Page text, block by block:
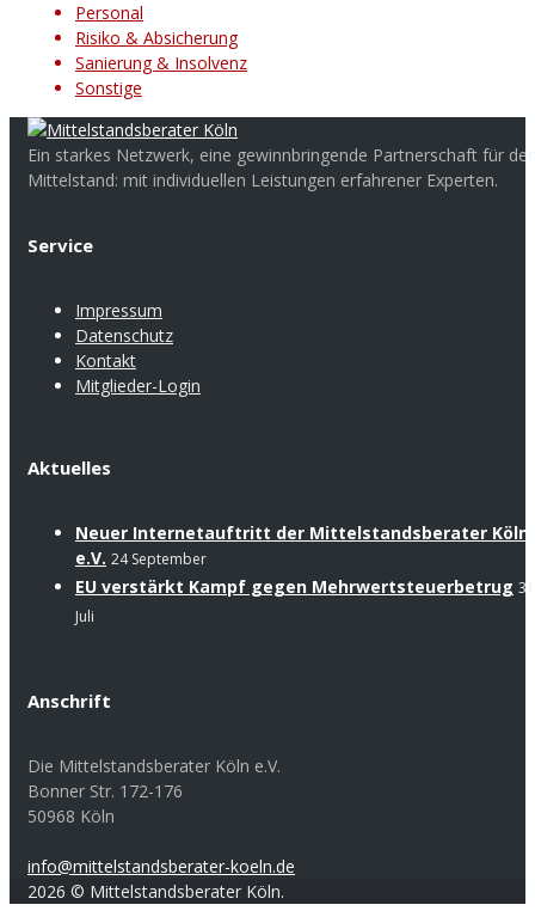
Personal
Risiko & Absicherung
Sanierung & Insolvenz
Sonstige
Ein starkes Netzwerk, eine gewinnbringende Partnerschaft für
Mittelstand: mit individuellen Leistungen erfahrener Experten.
Service
Impressum
Datenschutz
Kontakt
Mitglieder-Login
Aktuelles
Neuer Internetauftritt der Mittelstandsberater Köln
e.V. 24 September
EU verstärkt Kampf gegen Mehrwertsteuerbetrug 31
Juli
Anschrift
Die Mittelstandsberater Köln e.V.
Bonner Str. 172-176
50968 Köln
info@mittelstandsberater-koeln.de
2026 © Mittelstandsberater Köln.